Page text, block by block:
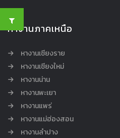
หางานภาคเหนือ
หางานเชียงราย
หางานเชียงใหม่
หางานน่าน
หางานพะเยา
หางานแพร่
หางานแม่ฮ่องสอน
หางานลำปาง